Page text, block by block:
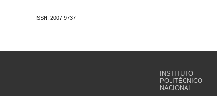
ISSN: 2007-9737
INSTITUTO
POLITÉCNICO
NACIONAL